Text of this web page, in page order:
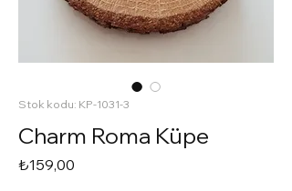
Stok kodu: KP-1031-3
Charm Roma Küpe
₺159,00